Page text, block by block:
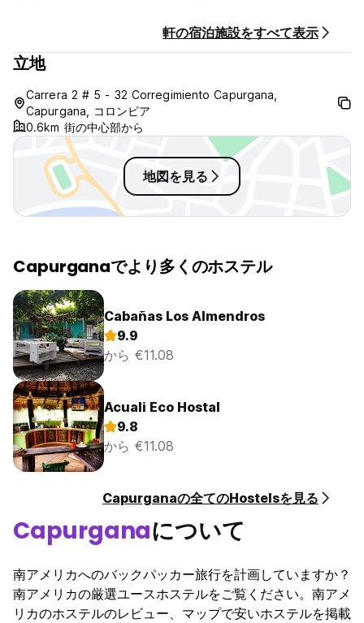
軒の宿泊施設をすべて表示
立地
Carrera 2 # 5 - 32 Corregimiento Capurgana,
Capurgana, コロンビア
0.6km 街の中心部から
地図を見る
Capurganaでより多くのホステル
Cabañas Los Almendros
9.9
から €11.08
Acuali Eco Hostal
9.8
から €11.08
Capurganaの全てのHostelsを見る
Capurganaについて
南アメリカへのバックパッカー旅行を計画していますか？
南アメリカの厳選ユースホステルをご覧ください。南アメ
リカのホステルのレビュー、マップで安いホステルを掲載